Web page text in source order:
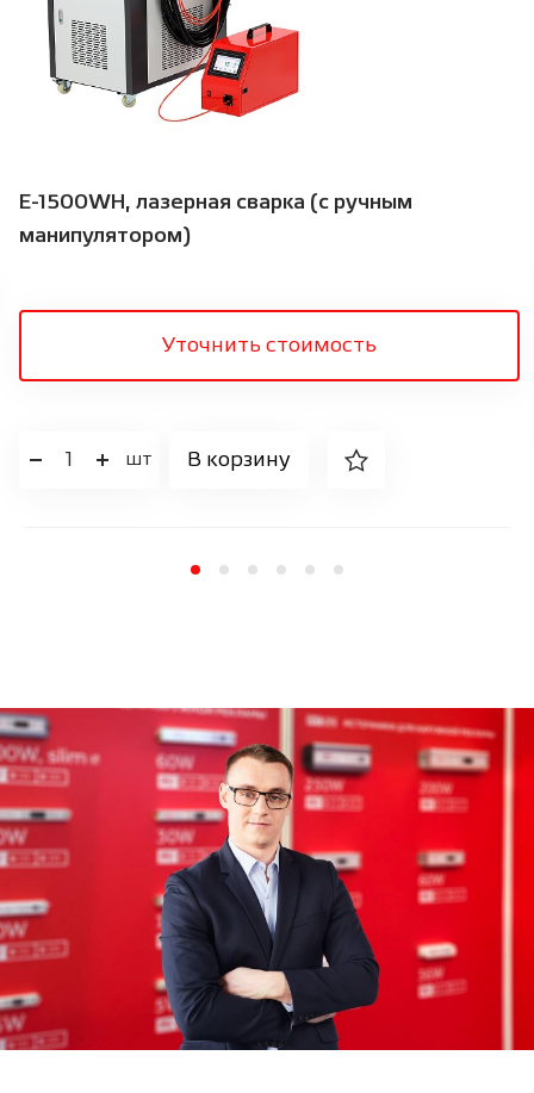
E-1500WH, лазерная сварка (с ручным
манипулятором)
Уточнить стоимость
1 шт В корзину